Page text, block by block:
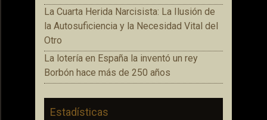
La Cuarta Herida Narcisista: La Ilusión de
la Autosuficiencia y la Necesidad Vital del
Otro
La lotería en España la inventó un rey
Borbón hace más de 250 años
Estadísticas